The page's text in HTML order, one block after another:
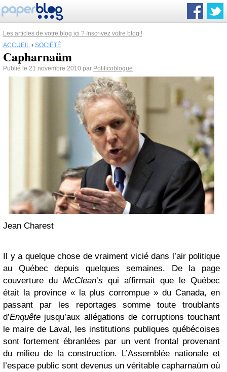
Les articles de votre blog ici ? Inscrivez votre blog !
ACCUEIL › SOCIÉTÉ
Capharnaüm
Publié le 21 novembre 2010 par Politicoblogue
Jean Charest
Il y a quelque chose de vraiment vicié dans l’air politique
au Québec depuis quelques semaines. De la page
couverture du McClean’s qui affirmait que le Québec
était la province « la plus corrompue » du Canada, en
passant par les reportages somme toute troublants
d’Enquête jusqu’aux allégations de corruptions touchant
le maire de Laval, les institutions publiques québécoises
sont fortement ébranlées par un vent frontal provenant
du milieu de la construction. L’Assemblée nationale et
l’espace public sont devenus un véritable capharnaüm où